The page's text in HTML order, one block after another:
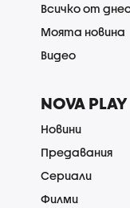
Всичко от
Моята новина
Видео
NOVA PLAY
Новини
Предавания
Сериали
Филми